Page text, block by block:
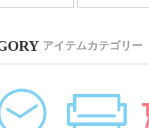
アイテムカテゴリー